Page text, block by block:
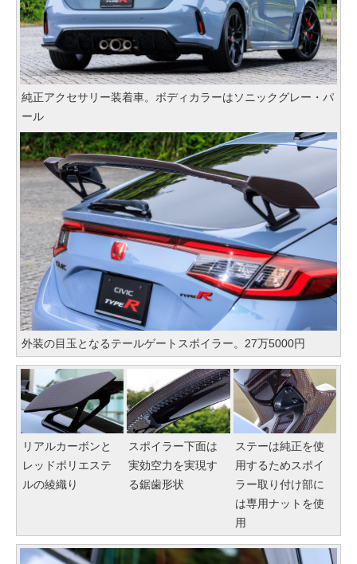
純正アクセサリー装着車。ボディカラーはソニックグレー・パ
ール
外装の目玉となるテールゲートスポイラー。27万5000円
リアルカーボンと
レッドポリエステ
ルの綾織り
スポイラー下面は
実効空力を実現す
る鋸歯形状
ステーは純正を使
用するためスポイ
ラー取り付け部に
は専用ナットを使
用